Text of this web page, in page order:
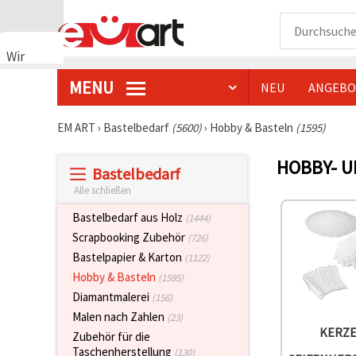
Wir
verwenden
ordnungsgemäße
Nutzungserlebnis
MENU NEU
EM ART › Bastelbedarf (5600)› Hobby & Basteln (1595)
Bastelbedarf
Alle schließen
Bastelbedarf aus Holz (1444)
Scrapbooking Zubehör (726)
Bastelpapier & Karton (1122)
Hobby & Basteln (1595)
Diamantmalerei (156)
Malen nach Zahlen (23)
Zubehör für die
Taschenherstellung (130)
HOBBY-